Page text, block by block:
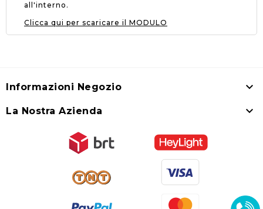
all'interno.
Clicca qui per scaricare il MODULO
Informazioni Negozio 
La Nostra Azienda 